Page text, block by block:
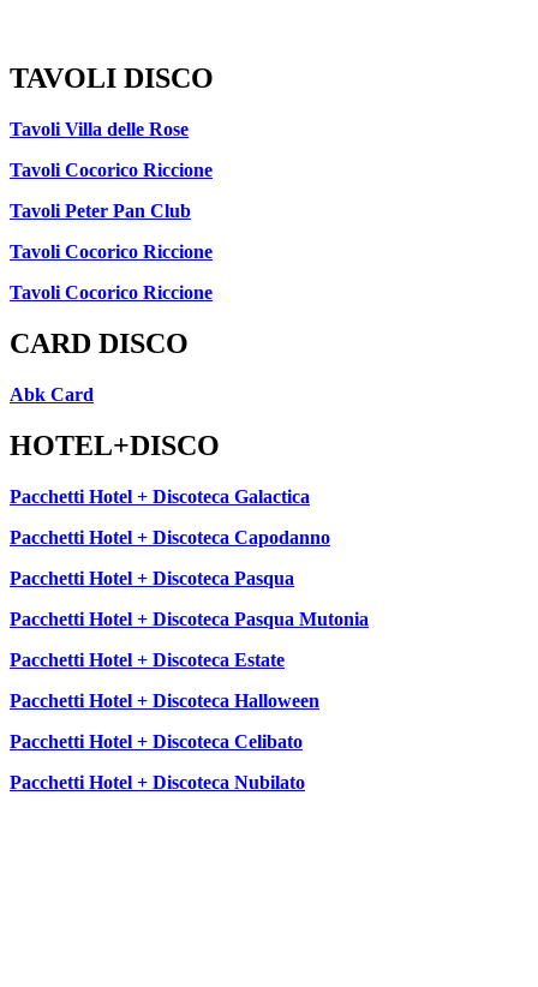
TAVOLI DISCO
Tavoli Villa delle Rose
Tavoli Cocorico Riccione
Tavoli Peter Pan Club
Tavoli Cocorico Riccione
Tavoli Cocorico Riccione
CARD DISCO
Abk Card
HOTEL+DISCO
Pacchetti Hotel + Discoteca Galactica
Pacchetti Hotel + Discoteca Capodanno
Pacchetti Hotel + Discoteca Pasqua
Pacchetti Hotel + Discoteca Pasqua Mutonia
Pacchetti Hotel + Discoteca Estate
Pacchetti Hotel + Discoteca Halloween
Pacchetti Hotel + Discoteca Celibato
Pacchetti Hotel + Discoteca Nubilato